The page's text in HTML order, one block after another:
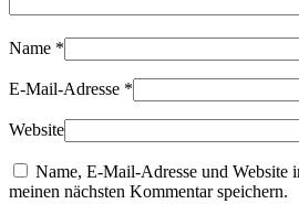
Name *
E-Mail-Adresse *
Website
Name, E-Mail-Adresse und Website
meinen nächsten Kommentar speichern.